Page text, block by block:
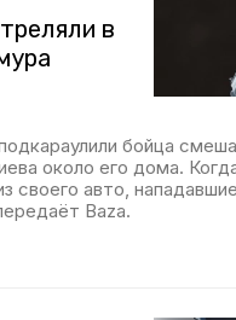
в
бойца
около его дома.
своего авто,
Baza.